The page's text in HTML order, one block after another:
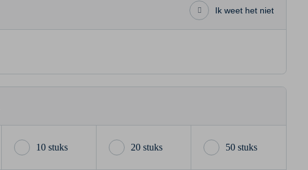
Ik weet het niet
10 stuks 20 stuks 50 stuks